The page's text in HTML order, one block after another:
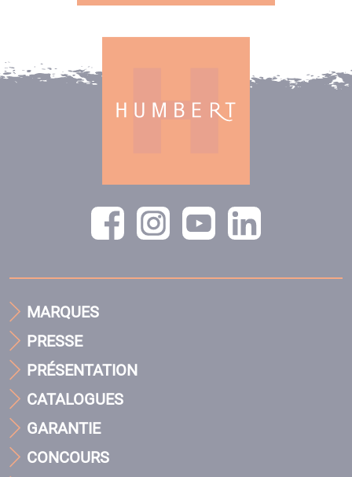
MARQUES
PRESSE
PRÉSENTATION
CATALOGUES
GARANTIE
CONCOURS